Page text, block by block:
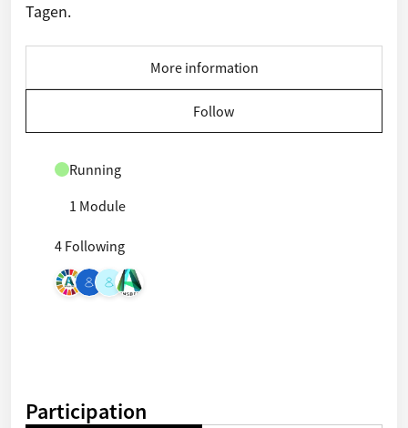
Tagen.
More information
Follow
Running
1 Module
4 Following
Participation